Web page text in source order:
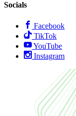
Socials
Facebook
TikTok
YouTube
Instagram